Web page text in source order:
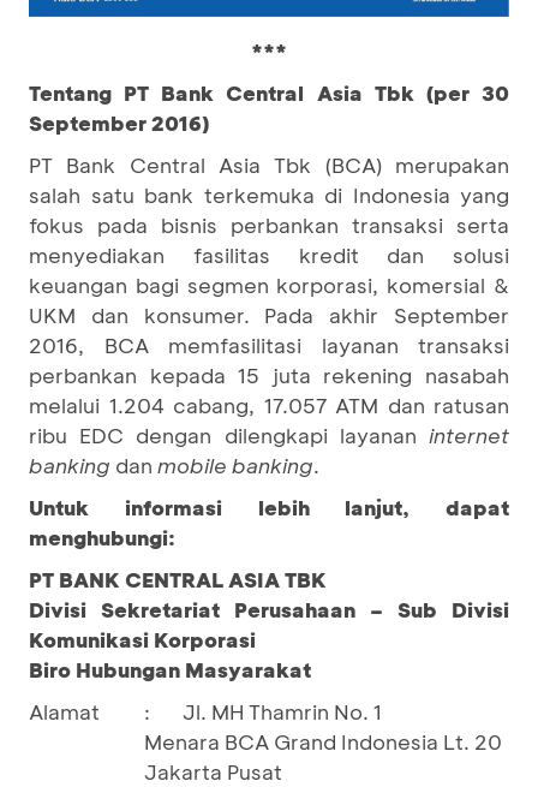
***
Tentang PT Bank Central Asia Tbk (per 30
September 2016)
PT Bank Central Asia Tbk (BCA) merupakan
salah satu bank terkemuka di Indonesia yang
fokus pada bisnis perbankan transaksi serta
menyediakan fasilitas kredit dan solusi
keuangan bagi segmen korporasi, komersial &
UKM dan konsumer. Pada akhir September
2016, BCA memfasilitasi layanan transaksi
perbankan kepada 15 juta rekening nasabah
melalui 1.204 cabang, 17.057 ATM dan ratusan
ribu EDC dengan dilengkapi layanan internet
banking dan mobile banking.
Untuk informasi lebih lanjut, dapat
menghubungi:
PT BANK CENTRAL ASIA TBK
Divisi Sekretariat Perusahaan – Sub Divisi
Komunikasi Korporasi
Biro Hubungan Masyarakat
Alamat
:
Jl. MH Thamrin No. 1
Menara BCA Grand Indonesia Lt. 20
Jakarta Pusat